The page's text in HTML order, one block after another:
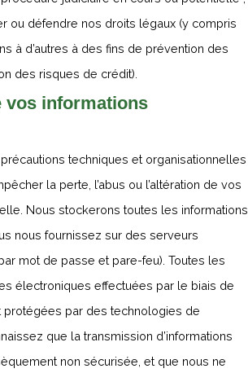
ou défendre nos droits légaux (y compris
à d’autres à des fins de prévention des
des risques de crédit).
vos informations
techniques et organisationnelles
la perte, l’abus ou l’altération de vos
Nous stockerons toutes les informations
nous fournissez sur des serveurs
mot de passe et pare-feu). Toutes les
électroniques effectuées par le biais de
protégées par des technologies de
que la transmission d’informations
non sécurisée, et que nous ne